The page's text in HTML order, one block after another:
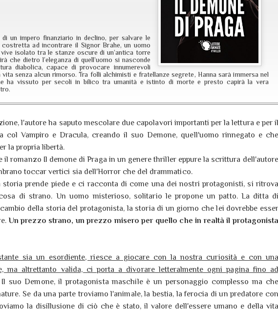
di un impero finanziario in declino, per salvare le
ad incontrare il Signor Brahe, un uomo
isolato tra le stanze oscure di un’antica torre
che dietro l’eleganza di quell’uomo si nasconde
diabolica, capace di provocare innumerevoli
senza alcun rimorso. Tra folli alchimisti e fratellanze segrete, Hanna sarà immersa nel
ha vissuto per secoli in bilico tra umanità e istinto di morte e presto capirà la vera
l'autore ha saputo mescolare due capolavori importanti per la lettura e per il
col Vampiro e Dracula, creando il suo Demone, quell'uomo rinnegato e che
la propria libertà.
il romanzo Il demone di Praga in un genere thriller eppure la scrittura dell'autore
toccar vertici sia dell'Horror che del drammatico.
storia prende piede e ci racconta di come una dei nostri protagonisti, si ritrova
di strano. Un uomo misterioso, solitario le propone un patto. La ditta di
della storia del protagonista, la storia di un giorno che lei dovrebbe esser
Un prezzo strano, un prezzo misero per quello che in realtà il protagonista
sia un esordiente, riesce a giocare con la nostra curiosità e con una
ma altrettanto valida, ci porta a divorare letteralmente ogni pagina fino ad
Il suo Demone, il protagonista maschile è un personaggio complesso ma che
Se da una parte troviamo l'animale, la bestia, la ferocia di un predatore con
la disillusione di ciò che è stato, il valore dell'essere umano e della vita